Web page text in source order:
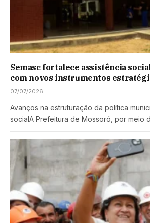
Semasc fortalece assistência
com novos instrumentos
07/07/2026
Avanços na estruturação da política
socialA Prefeitura de Mossoró, por meio